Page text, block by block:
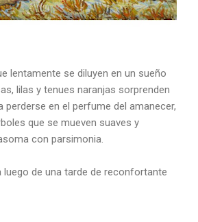
lentamente se diluyen en un sueño
lilas y tenues naranjas sorprenden
en el perfume del amanecer,
que se mueven suaves y
con parsimonia.
de una tarde de reconfortante